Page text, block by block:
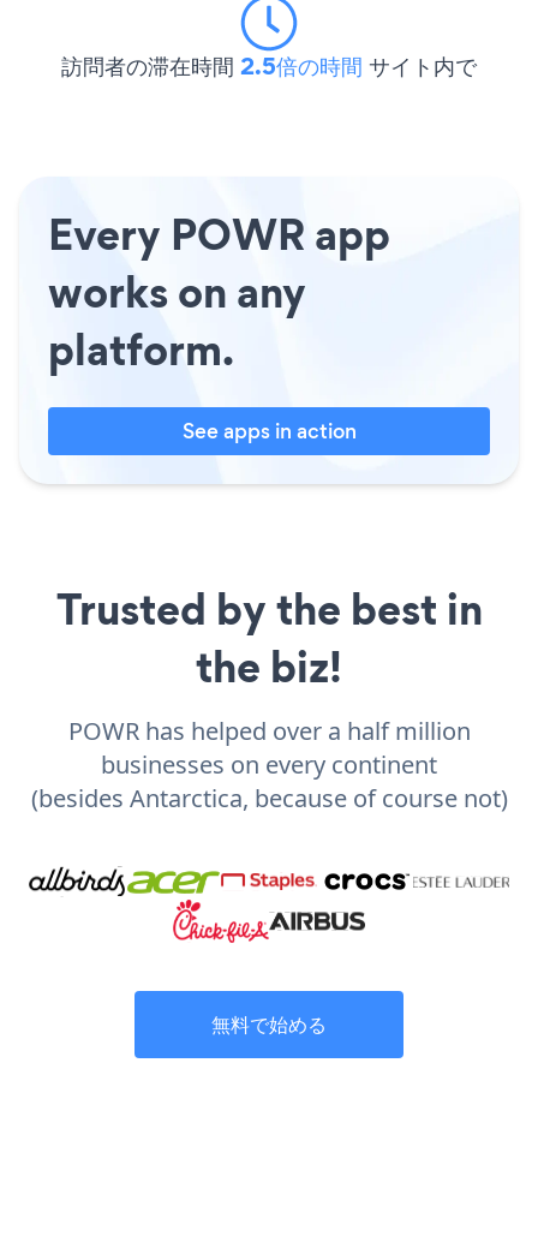
訪問者の滞在時間 2.5倍の時間 サイト内で
Every POWR app
works on any
platform.
See apps in action
Trusted by the best in
the biz!
POWR has helped over a half million
businesses on every continent
(besides Antarctica, because of course not)
無料で始める